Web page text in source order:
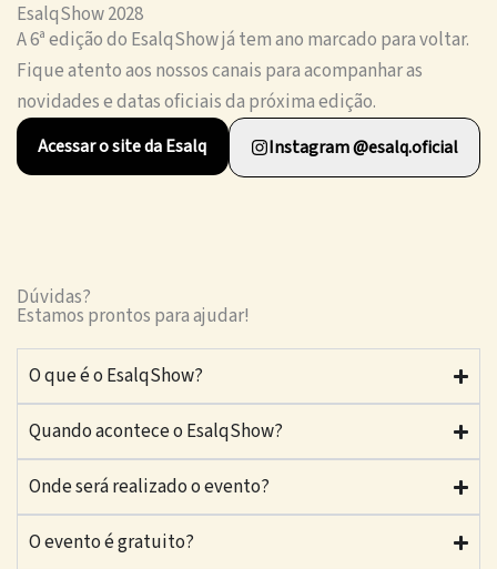
EsalqShow 2028
A 6ª edição do EsalqShow já tem ano marcado para voltar.
Fique atento aos nossos canais para acompanhar as
novidades e datas oficiais da próxima edição.
Acessar o site da Esalq Instagram @esalq.oficial
Dúvidas?
Estamos prontos para ajudar!
O que é o EsalqShow?
Quando acontece o EsalqShow?
Onde será realizado o evento?
O evento é gratuito?